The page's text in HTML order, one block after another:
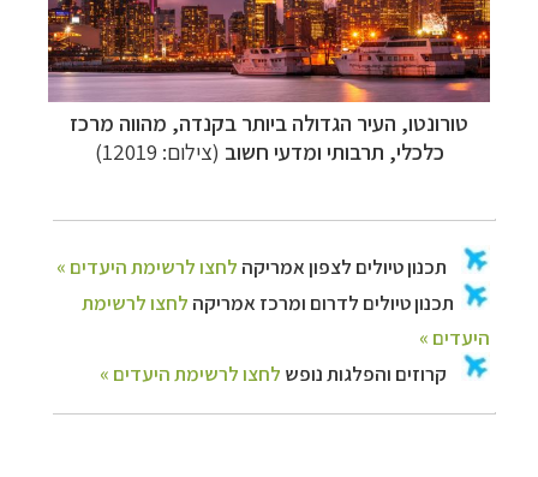
טורונטו, העיר הגדולה ביותר בקנדה, מהווה מרכז
כלכלי, תרבותי ומדעי חשוב (צילום: 12019)